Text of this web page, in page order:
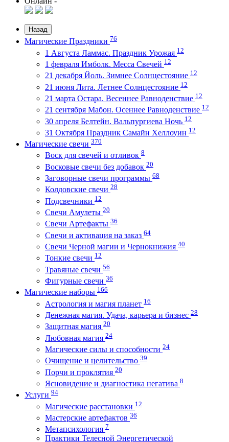
Назад
Магические Праздники 76
1 Августа Ламмас. Праздник Урожая 12
1 февраля Имболк. Месса Свечей 12
21 декабря Йоль. Зимнее Солнцестояние 12
21 июня Лита. Летнее Солнцестояние 12
21 марта Остара. Весеннее Равноденствие 12
21 сентября Мабон. Осеннее Равноденствие 12
30 апреля Белтейн. Вальпургиева Ночь 12
31 Октября Праздник Самайн Хеллоуин 12
Магические свечи 370
Воск для свечей и отливок 8
Восковые свечи без добавок 20
Заговорные свечи программы 68
Колдовские свечи 28
Подсвечники 12
Свечи Амулеты 20
Свечи Артефакты 36
Свечи и активация на заказ 64
Свечи Черной магии и Чернокнижия 40
Тонкие свечи 12
Травяные свечи 56
Фигурные свечи 36
Магические наборы 166
Астрология и магия планет 16
Денежная магия. Удача, карьера и бизнес 28
Защитная магия 20
Любовная магия 24
Магические силы и способности 24
Очищение и целительство 39
Порчи и проклятия 20
Ясновидение и диагностика негатива 8
Услуги 94
Магические расстановки 12
Мастерские артефактов 36
Метапсихология 7
Практики Телесной Энергетической